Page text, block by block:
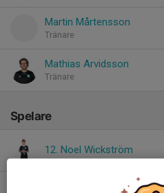
Martin Mårtensson
Tränare
Mathias Arvidsson
Tränare
Spelare
12. Noel Wickström